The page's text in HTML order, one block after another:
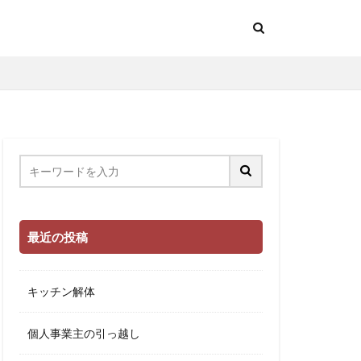
最近の投稿
キッチン解体
個人事業主の引っ越し